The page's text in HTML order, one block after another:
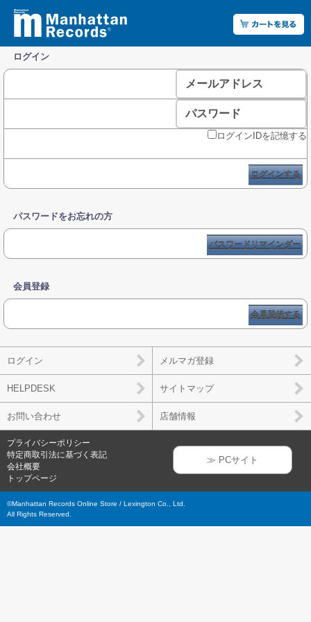
ログイン
メールアドレス
パスワード
ログインIDを記憶する
ログインする
パスワードをお忘れの方
パスワードリマインダー
会員登録
会員登録する
ログイン メルマガ登録
HELPDESK サイトマップ
お問い合わせ 店舗情報
プライバシーポリシー
特定商取引法に基づく表記
会社概要
トップページ
≫ PCサイト
©Manhattan Records Online Store / Lexington Co., Ltd.
All Rights Reserved.